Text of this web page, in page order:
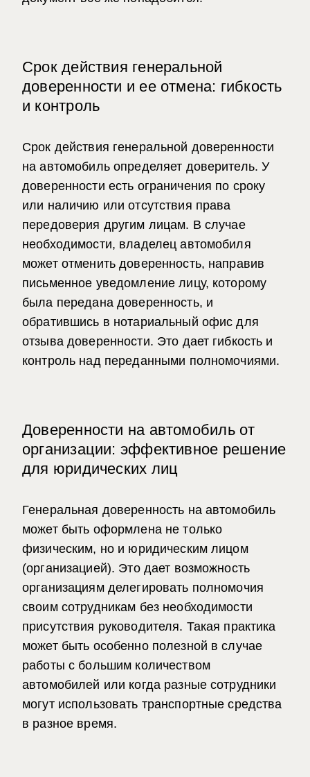
Срок действия генеральной
доверенности и ее отмена: гибкость
и контроль
Срок действия генеральной доверенности
на автомобиль определяет доверитель.У
доверенности есть ограничения по сроку
или наличию или отсутствия права
передоверия другим лицам. В случае
необходимости, владелец автомобиля
может отменить доверенность, направив
письменное уведомление лицу, которому
была передана доверенность, и
обратившись в нотариальный офис для
отзыва доверенности. Это дает гибкость и
контроль над переданными полномочиями.
Доверенности на автомобиль от
организации: эффективное решение
для юридических лиц
Генеральная доверенность на автомобиль
может быть оформлена не только
физическим, но и юридическим лицом
(организацией). Это дает возможность
организациям делегировать полномочия
своим сотрудникам без необходимости
присутствия руководителя. Такая практика
может быть особенно полезной в случае
работы с большим количеством
автомобилей или когда разные сотрудники
могут использовать транспортные средства
в разное время.